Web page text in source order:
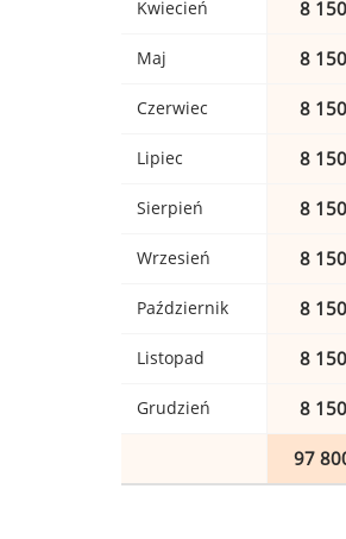
Kwiecień 8
Maj 8
Czerwiec 8
Lipiec 8
Sierpień 8
Wrzesień 8
Październik 8
Listopad 8
Grudzień 8
97